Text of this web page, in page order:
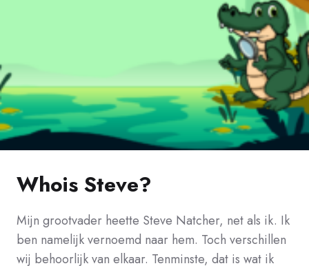
Whois Steve?
Mijn grootvader heette Steve Natcher, net als ik. Ik
ben namelijk vernoemd naar hem. Toch verschillen
wij behoorlijk van elkaar. Tenminste, dat is wat ik